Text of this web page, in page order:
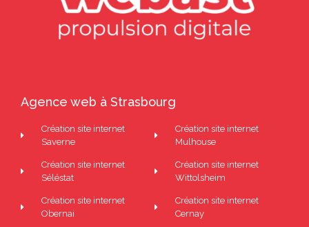
Agence web à Strasbourg
Création site internet
Saverne
Création site internet
Séléstat
Création site internet
Obernai
Création site internet
Mulhouse
Création site internet
Wittolsheim
Création site internet
Cernay